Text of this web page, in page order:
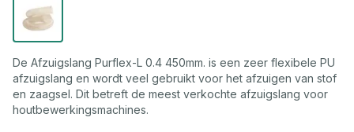
De Afzuigslang Purflex-L 0.4 450mm. is een zeer flexibele PU
afzuigslang en wordt veel gebruikt voor het afzuigen van stof
en zaagsel. Dit betreft de meest verkochte afzuigslang voor
houtbewerkingsmachines.